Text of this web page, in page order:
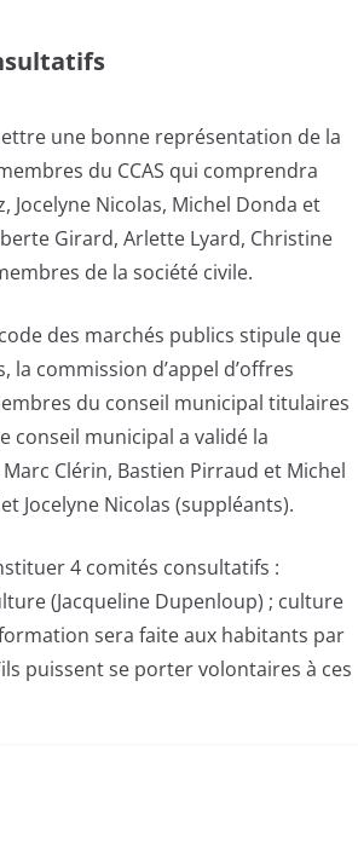
une bonne représentation de la
du CCAS qui comprendra
Jocelyne Nicolas, Michel Donda et
Girard, Arlette Lyard, Christine
de la société civile.
des marchés publics stipule que
la commission d’appel d’offres
du conseil municipal titulaires
conseil municipal a validé la
Clérin, Bastien Pirraud et Michel
Jocelyne Nicolas (suppléants).
4 comités consultatifs :
(Jacqueline Dupenloup) ; culture
sera faite aux habitants par
puissent se porter volontaires à ces